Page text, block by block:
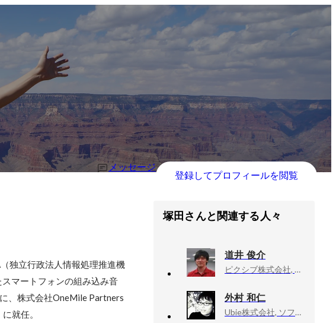
メッセージ
登録してプロフィールを閲覧
独立行政法人情報処理推進機
マートフォンの組み込み音
、株式会社OneMile Partners
就任。
塚田さんと関連する人々
道井 俊介
ピクシブ株式会社, 執行役員 CTO
外村 和仁
Ubie株式会社, ソフトウェアエンジニア